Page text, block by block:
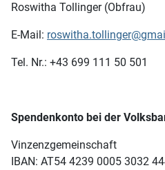
Roswitha Tollinger (Obfrau)
E-Mail:
Tel. Nr.: +43 699 111 50 501
Spendenkonto bei der
Vinzenzgemeinschaft
IBAN: AT54 4239 0005 3032